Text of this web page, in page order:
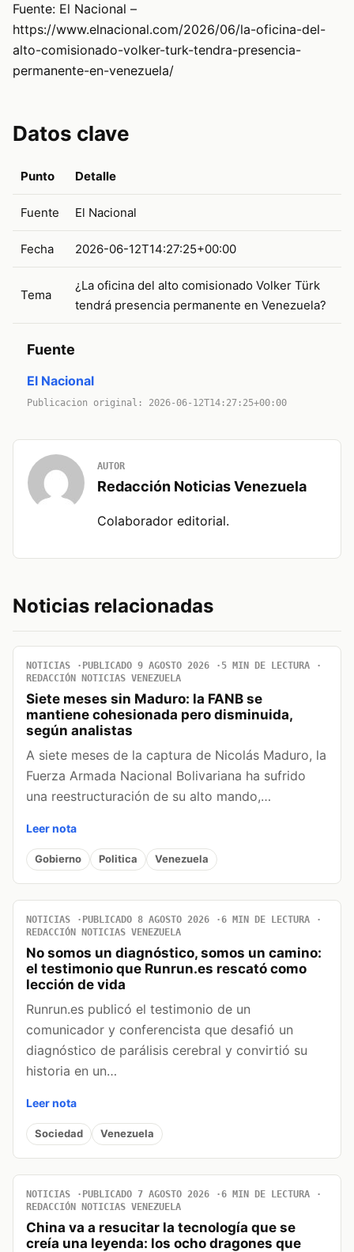
Fuente: El Nacional –
https://www.elnacional.com/2026/06/la-oficina-del-
alto-comisionado-volker-turk-tendra-presencia-
permanente-en-venezuela/
Datos clave
Punto Detalle
Fuente El Nacional
Fecha 2026-06-12T14:27:25+00:00
Tema
¿La oficina del alto comisionado Volker Türk
tendrá presencia permanente en Venezuela?
Fuente
El Nacional
Publicacion original: 2026-06-12T14:27:25+00:00
AUTOR
Redacción Noticias Venezuela
Colaborador editorial.
Noticias relacionadas
NOTICIAS PUBLICADO 9 AGOSTO 2026
5 MIN DE LECTURA
REDACCIÓN NOTICIAS VENEZUELA
Siete meses sin Maduro: la FANB se
mantiene cohesionada pero disminuida,
según analistas
A siete meses de la captura de Nicolás Maduro, la
Fuerza Armada Nacional Bolivariana ha sufrido
una reestructuración de su alto mando,…
Leer nota
Gobierno Politica Venezuela
NOTICIAS PUBLICADO 8 AGOSTO 2026
6 MIN DE LECTURA
REDACCIÓN NOTICIAS VENEZUELA
No somos un diagnóstico, somos un camino:
el testimonio que Runrun.es rescató como
lección de vida
Runrun.es publicó el testimonio de un
comunicador y conferencista que desafió un
diagnóstico de parálisis cerebral y convirtió su
historia en un…
Leer nota
Sociedad Venezuela
NOTICIAS PUBLICADO 7 AGOSTO 2026
6 MIN DE LECTURA
REDACCIÓN NOTICIAS VENEZUELA
China va a resucitar la tecnología que se
creía una leyenda: los ocho dragones que